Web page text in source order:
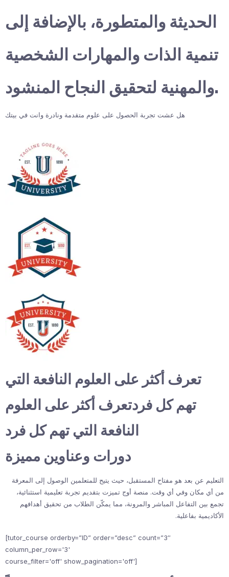
الحديثة والمتطورة، بالإضافة إلى
تنمية الذات والمهارات الشخصية
والمهنية لتحقيق النجاح المنشود.
هل عشت تجربة الحصول على علوم متقدمة ونادرة وانت في بيتك
تعرف أكثر على العلوم النافعة التي
تهم كل فردتعرف أكثر على العلوم
النافعة التي تهم كل فرد
دورات وعناوين مميزة
التعليم عن بعد هو مفتاح المستقبل، حيث يتيح للمتعلمين الوصول إلى المعرفة
من أي مكان وفي أي وقت. منصة أوج تميزت بتقديم تجربة تعليمية استثنائية،
تجمع بين التفاعل المباشر والمرونة، مما يمكّن الطلاب من تحقيق أهدافهم
الأكاديمية بفاعلية.
[tutor_course orderby=”ID” order=”desc” count=”3″
column_per_row='3'
course_filter='off' show_pagination='off']